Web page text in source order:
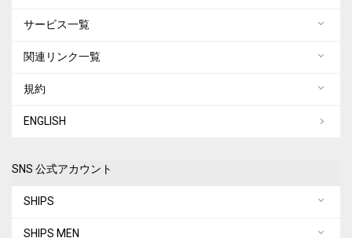
サービス一覧
関連リンク一覧
規約
ENGLISH
SNS 公式アカウント
SHIPS
SHIPS MEN